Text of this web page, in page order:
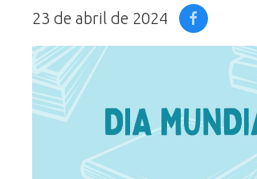
23 de abril de 2024